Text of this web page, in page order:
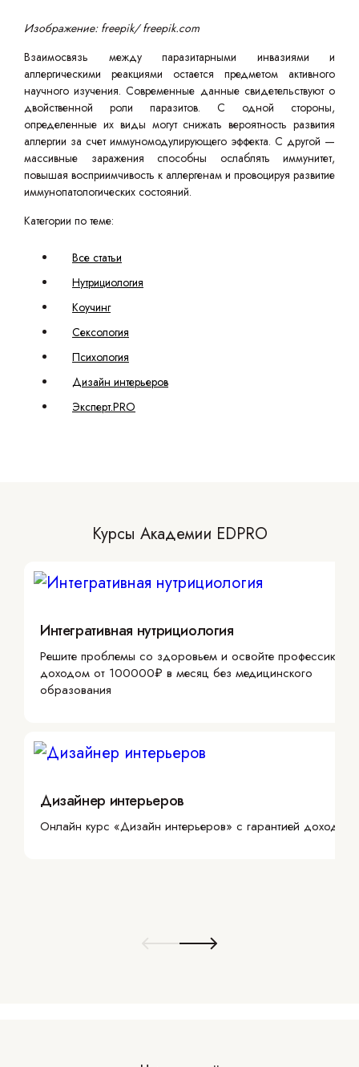
Изображение: freepik/ freepik.com
Взаимосвязь между паразитарными инвазиями и
аллергическими реакциями остается предметом активного
научного изучения. Современные данные свидетельствуют о
двойственной роли паразитов. С одной стороны,
определенные их виды могут снижать вероятность развития
аллергии за счет иммуномодулирующего эффекта. С другой —
массивные заражения способны ослаблять иммунитет,
повышая восприимчивость к аллергенам и провоцируя развитие
иммунопатологических состояний.
Категории по теме:
Все статьи
Нутрициология
Коучинг
Сексология
Психология
Дизайн интерьеров
Эксперт.PRO
Курсы Академии EDPRO
Интегративная нутрициология
Решите проблемы со здоровьем и освойте профессию с
доходом от 100000₽ в месяц без медицинского
образования
Дизайнер интерьеров
Онлайн курс «Дизайн интерьеров» с гарантией дохода